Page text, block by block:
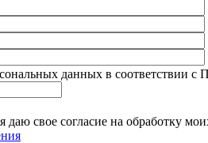
данных в соответствии
свое согласие на обработку